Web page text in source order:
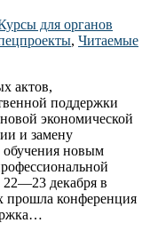
для органов
, Читаемые
актов,
поддержки
экономической
и замену
новым
22—23 декабря в
прошла конференция